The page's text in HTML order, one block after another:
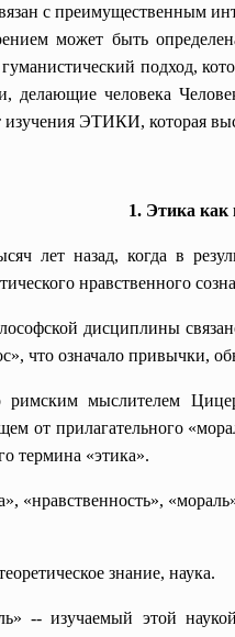
с преимущественным
может быть
подход,
делающие человека
изучения ЭТИКИ, которая
1. Этика как
лет назад, когда в
нравственного
дисциплины
что означало привычки,
римским мыслителем
от прилагательного
термина «этика».
«нравственность»,
знание, наука.
-- изучаемый этой